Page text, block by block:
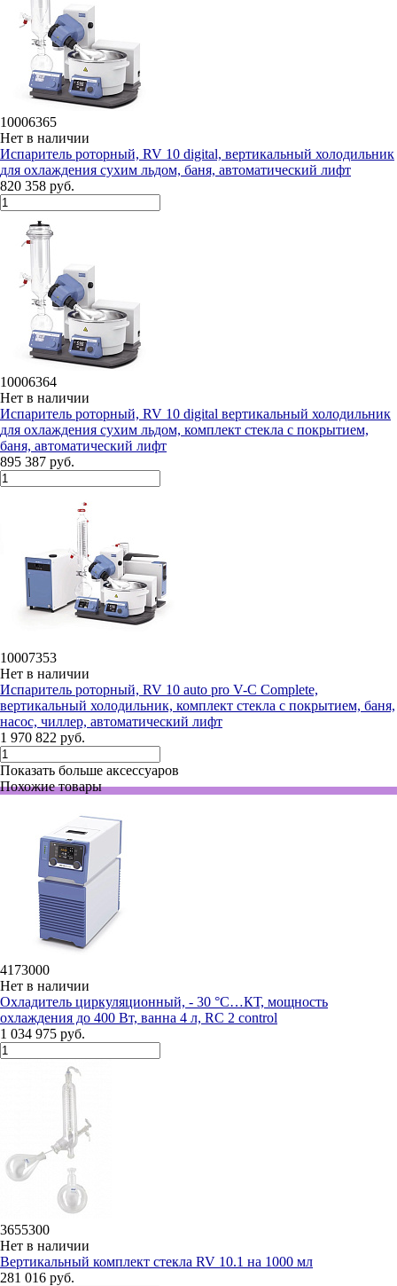
10006365
Нет в наличии
Испаритель роторный, RV 10 digital, вертикальный холодильник
для охлаждения сухим льдом, баня, автоматический лифт
820 358 руб.
10006364
Нет в наличии
Испаритель роторный, RV 10 digital вертикальный холодильник
для охлаждения сухим льдом, комплект стекла с покрытием,
баня, автоматический лифт
895 387 руб.
10007353
Нет в наличии
Испаритель роторный, RV 10 auto pro V-C Complete,
вертикальный холодильник, комплект стекла с покрытием, баня,
насос, чиллер, автоматический лифт
1 970 822 руб.
Показать больше аксессуаров
Похожие товары
4173000
Нет в наличии
Охладитель циркуляционный, - 30 °C…КТ, мощность
охлаждения до 400 Вт, ванна 4 л, RC 2 control
1 034 975 руб.
3655300
Нет в наличии
Вертикальный комплект стекла RV 10.1 на 1000 мл
281 016 руб.